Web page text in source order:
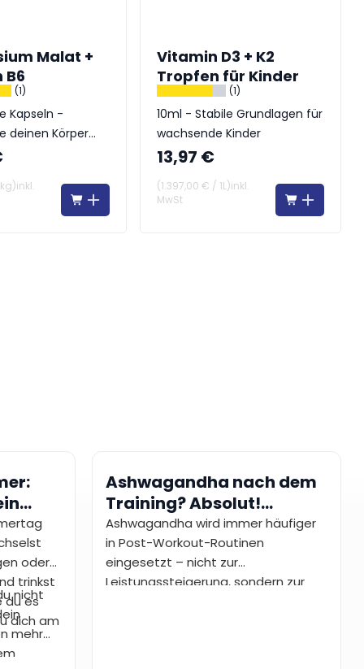
Malat +
(1)
Kapseln -
deinen Körper
)inkl.
Vitamin D3 + K2
Tropfen für Kinder
(1)
10ml - Stabile Grundlagen für
wachsende Kinder
13,97 €
(1.397,00 € / 1L)inkl.
MwSt
oder
trinkst
du es
dich am
nicht
mehr
Ashwagandha nach dem
Training? Absolut!
Fitness-Insider schwören
darauf!
Ashwagandha wird immer häufiger
in Post-Workout-Routinen
eingesetzt – nicht zur
Leistungssteigerung, sondern zur